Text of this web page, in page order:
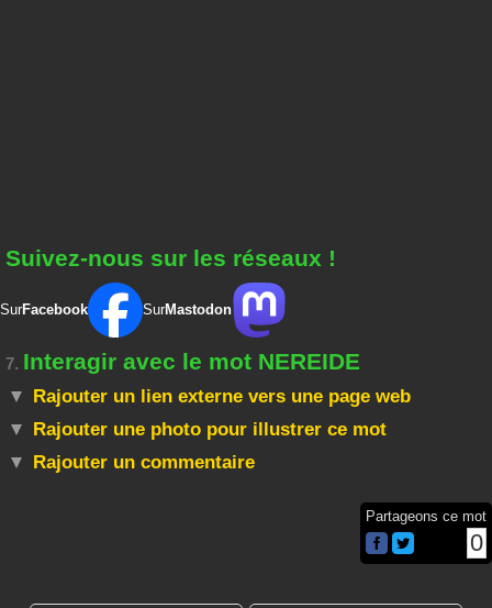
Suivez-nous sur les réseaux !
SurFacebook SurMastodon
7. Interagir avec le mot NEREIDE
Rajouter un lien externe vers une page web
Rajouter une photo pour illustrer ce mot
Rajouter un commentaire
Partageons ce mot
0